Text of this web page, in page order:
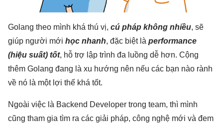
Golang theo mình khá thú vị, cú pháp không nhiều, sẽ
giúp người mới học nhanh, đặc biệt là performance
(hiệu suất) tốt, hỗ trợ lập trình đa luồng dễ hơn. Cộng
thêm Golang đang là xu hướng nên nếu các bạn nào rành
về nó là một lợi thế khá tốt.
Ngoài việc là Backend Developer trong team, thì mình
cũng tham gia tìm ra các giải pháp, công nghệ mới và đem